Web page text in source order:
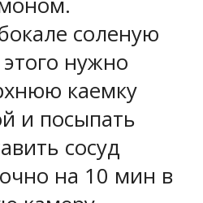
соленую
нужно
каемку
и посыпать
сосуд
на 10 мин в